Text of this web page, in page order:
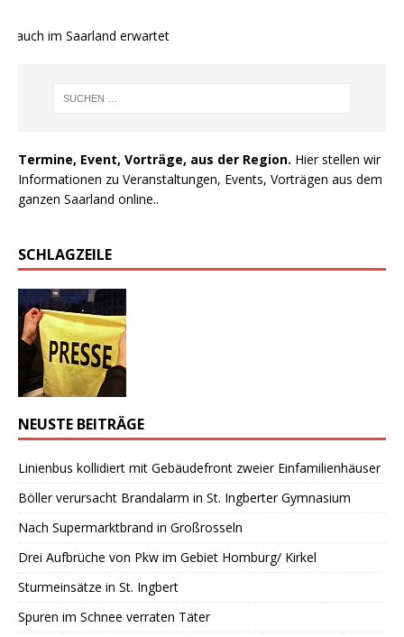
auch im Saarland erwartet
Termine, Event, Vorträge, aus der Region. Hier stellen wir
Informationen zu Veranstaltungen, Events, Vorträgen aus dem
ganzen Saarland online..
SCHLAGZEILE
NEUSTE BEITRÄGE
Linienbus kollidiert mit Gebäudefront zweier Einfamilienhäuser
Böller verursacht Brandalarm in St. Ingberter Gymnasium
Nach Supermarktbrand in Großrosseln
Drei Aufbrüche von Pkw im Gebiet Homburg/ Kirkel
Sturmeinsätze in St. Ingbert
Spuren im Schnee verraten Täter